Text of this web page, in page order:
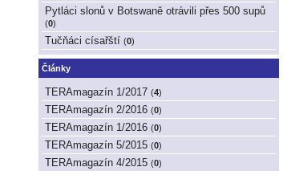
Pytláci slonů v Botswaně otrávili přes 500 supů
(0)
Tučňáci císařští (0)
Články
TERAmagazín 1/2017 (4)
TERAmagazín 2/2016 (0)
TERAmagazín 1/2016 (0)
TERAmagazín 5/2015 (0)
TERAmagazín 4/2015 (0)